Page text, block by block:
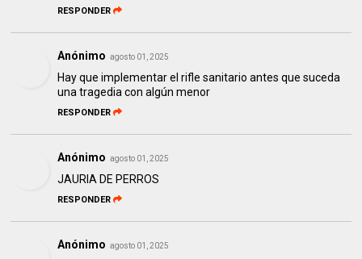
RESPONDER
Anónimo agosto 01, 2025
Hay que implementar el rifle sanitario antes que suceda
una tragedia con algún menor
RESPONDER
Anónimo agosto 01, 2025
JAURIA DE PERROS
RESPONDER
Anónimo agosto 01, 2025